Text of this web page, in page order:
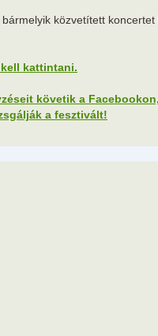
közvetített
kattintani.
követik a
a fesztivált!